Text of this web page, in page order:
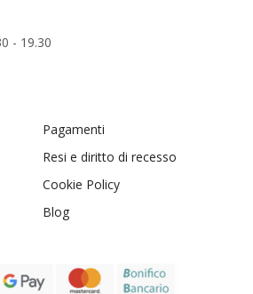
- 19.30
Pagamenti
Resi e diritto di recesso
Cookie Policy
Blog